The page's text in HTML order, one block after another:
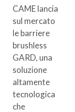
CAME lancia
sul mercato
le barriere
brushless
GARD, una
soluzione
altamente
tecnologica
che